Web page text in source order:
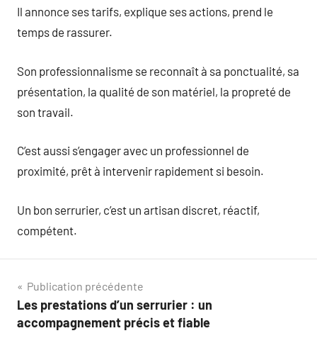
Il annonce ses tarifs, explique ses actions, prend le
temps de rassurer.
Son professionnalisme se reconnaît à sa ponctualité, sa
présentation, la qualité de son matériel, la propreté de
son travail.
C’est aussi s’engager avec un professionnel de
proximité, prêt à intervenir rapidement si besoin.
Un bon serrurier, c’est un artisan discret, réactif,
compétent.
Navigation
de
Publication précédente
Les prestations d’un serrurier : un
accompagnement précis et fiable